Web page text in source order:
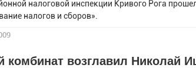
налоговой инспекции Кривого Рога
налогов и сборов».
комбинат возглавил Николай